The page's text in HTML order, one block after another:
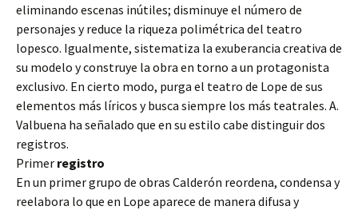
eliminando escenas inútiles; disminuye el número de
personajes y reduce la riqueza polimétrica del teatro
lopesco. Igualmente, sistematiza la exuberancia creativa de
su modelo y construye la obra en torno a un protagonista
exclusivo. En cierto modo, purga el teatro de Lope de sus
elementos más líricos y busca siempre los más teatrales. A.
Valbuena ha señalado que en su estilo cabe distinguir dos
registros.
Primer registro
En un primer grupo de obras Calderón reordena, condensa y
reelabora lo que en Lope aparece de manera difusa y